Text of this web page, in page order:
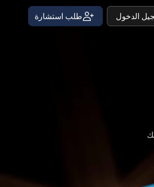
الدخول طلب استشارة